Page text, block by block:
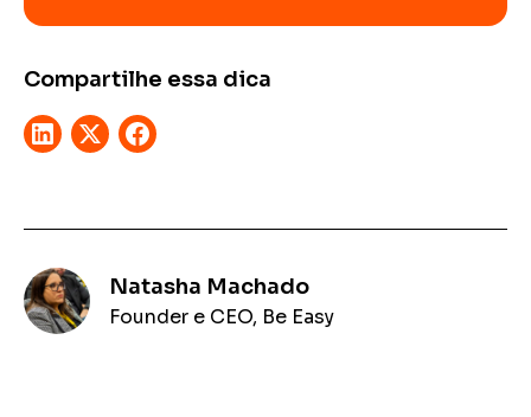
Compartilhe essa dica
Natasha Machado
Founder e CEO, Be Easy